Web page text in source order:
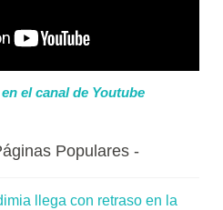
el canal de Youtube
Populares
llega con retraso en la